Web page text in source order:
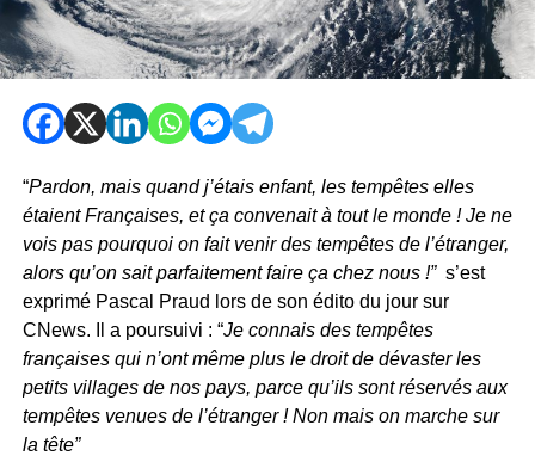
“Pardon, mais quand j’étais enfant, les tempêtes elles
étaient Françaises, et ça convenait à tout le monde ! Je ne
vois pas pourquoi on fait venir des tempêtes de l’étranger,
alors qu’on sait parfaitement faire ça chez nous !” s’est
exprimé Pascal Praud lors de son édito du jour sur
CNews. Il a poursuivi : “Je connais des tempêtes
françaises qui n’ont même plus le droit de dévaster les
petits villages de nos pays, parce qu’ils sont réservés aux
tempêtes venues de l’étranger ! Non mais on marche sur
la tête”